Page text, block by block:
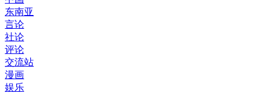
东南亚
言论
社论
评论
交流站
漫画
娱乐